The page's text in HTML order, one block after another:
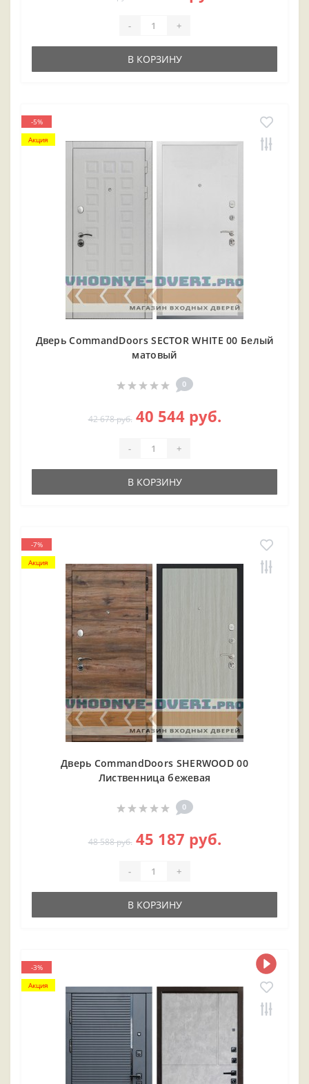
- +
В КОРЗИНУ
-5%
Акция
Дверь CommandDoors SECTOR WHITE 00 Белый
матовый
0
42 678 руб. 40 544 руб.
- +
В КОРЗИНУ
-7%
Акция
Дверь CommandDoors SHERWOOD 00
Лиственница бежевая
0
48 588 руб. 45 187 руб.
- +
В КОРЗИНУ
-3%
Акция